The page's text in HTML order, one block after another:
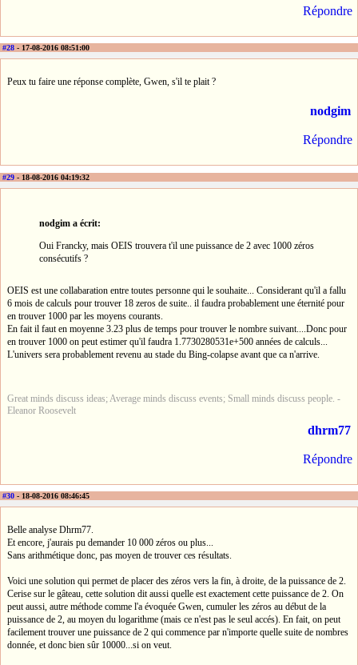
Répondre
#28 - 17-08-2016 08:51:00
Peux tu faire une réponse complète, Gwen, s'il te plait ?
nodgim
Répondre
#29 - 18-08-2016 04:19:32
nodgim a écrit:
Oui Francky, mais OEIS trouvera t'il une puissance de 2 avec 1000 zéros
consécutifs ?
OEIS est une collabaration entre toutes personne qui le souhaite... Considerant qu'il a fallu
6 mois de calculs pour trouver 18 zeros de suite.. il faudra probablement une éternité pour
en trouver 1000 par les moyens courants.
En fait il faut en moyenne 3.23 plus de temps pour trouver le nombre suivant....Donc pour
en trouver 1000 on peut estimer qu'il faudra 1.7730280531e+500 années de calculs...
L'univers sera probablement revenu au stade du Bing-colapse avant que ca n'arrive.
Great minds discuss ideas; Average minds discuss events; Small minds discuss people. -
Eleanor Roosevelt
dhrm77
Répondre
#30 - 18-08-2016 08:46:45
Belle analyse Dhrm77.
Et encore, j'aurais pu demander 10 000 zéros ou plus...
Sans arithmétique donc, pas moyen de trouver ces résultats.
Voici une solution qui permet de placer des zéros vers la fin, à droite, de la puissance de 2.
Cerise sur le gâteau, cette solution dit aussi quelle est exactement cette puissance de 2. On
peut aussi, autre méthode comme l'a évoquée Gwen, cumuler les zéros au début de la
puissance de 2, au moyen du logarithme (mais ce n'est pas le seul accés). En fait, on peut
facilement trouver une puissance de 2 qui commence par n'importe quelle suite de nombres
donnée, et donc bien sûr 10000...si on veut.